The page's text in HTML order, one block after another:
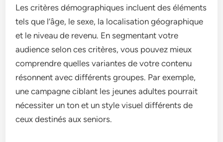
Les critères démographiques incluent des éléments
tels que l’âge, le sexe, la localisation géographique
et le niveau de revenu. En segmentant votre
audience selon ces critères, vous pouvez mieux
comprendre quelles variantes de votre contenu
résonnent avec différents groupes. Par exemple,
une campagne ciblant les jeunes adultes pourrait
nécessiter un ton et un style visuel différents de
ceux destinés aux seniors.